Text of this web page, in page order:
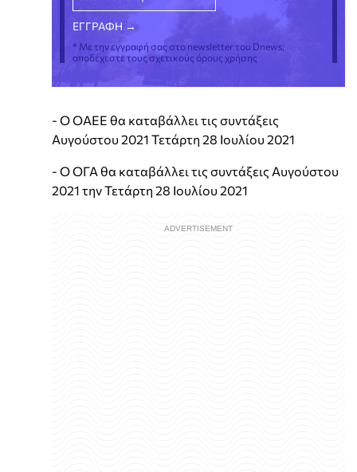
* Με την εγγραφή σας στο newsletter του Dnews,
αποδέχεστε τους σχετικούς όρους χρήσης
- Ο ΟΑΕΕ θα καταβάλλει τις συντάξεις
Αυγούστου 2021 Τετάρτη 28 Ιουλίου 2021
- Ο ΟΓΑ θα καταβάλλει τις συντάξεις Αυγούστου
2021 την Τετάρτη 28 Ιουλίου 2021